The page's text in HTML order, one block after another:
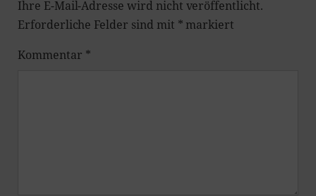
Ihre E-Mail-Adresse wird nicht veröffentlicht.
Erforderliche Felder sind mit * markiert
Kommentar *